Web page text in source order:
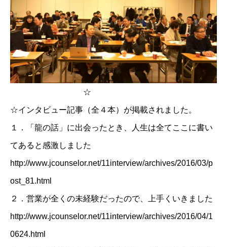
☆
☆インタビュー記事（全４本）が掲載されました。
１． 「龍の話」に出会ったとき、人生は全てここに書い
てあると感激しました
http://www.jcounselor.net/11interview/archives/2016/03/p
ost_81.html
２． 営業が全くの未経験だったので、上手くいきました
http://www.jcounselor.net/11interview/archives/2016/04/1
0624.html